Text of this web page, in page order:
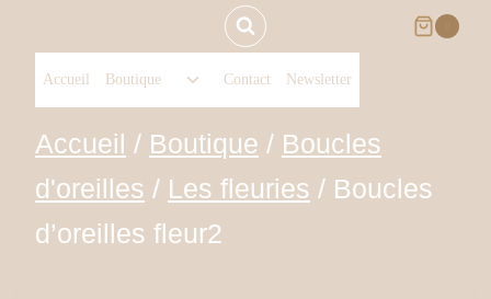
contenu
Accueil Boutique
Ouvrir/fermer
enfant
Contact Newsletter
Accueil / Boutique / Boucles
d'oreilles / Les fleuries / Boucles
d’oreilles fleur2